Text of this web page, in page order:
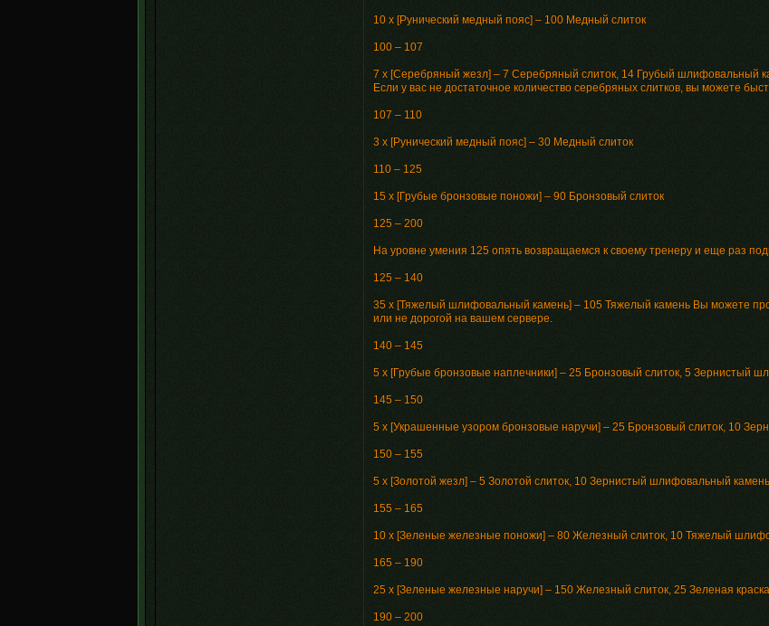
10 x [Рунический медный пояс] – 100 Медный слиток
100 – 107
7 x [Серебряный жезл] – 7 Серебряный слиток, 14 Грубый шлифовальный
Если у вас не достаточное количество серебряных слитков, вы можете
107 – 110
3 х [Рунический медный пояс] – 30 Медный слиток
110 – 125
15 x [Грубые бронзовые поножи] – 90 Бронзовый слиток
125 – 200
На уровне умения 125 опять возвращаемся к своему тренеру и еще раз
125 – 140
35 x [Тяжелый шлифовальный камень] – 105 Тяжелый камень Вы можете
или не дорогой на вашем сервере.
140 – 145
5 x [Грубые бронзовые наплечники] – 25 Бронзовый слиток, 5 Зернистый
145 – 150
5 x [Украшенные узором бронзовые наручи] – 25 Бронзовый слиток, 10
150 – 155
5 x [Золотой жезл] – 5 Золотой слиток, 10 Зернистый шлифовальный камень
155 – 165
10 x [Зеленые железные поножи] – 80 Железный слиток, 10 Тяжелый
165 – 190
25 x [Зеленые железные наручи] – 150 Железный слиток, 25 Зеленая краска
190 – 200